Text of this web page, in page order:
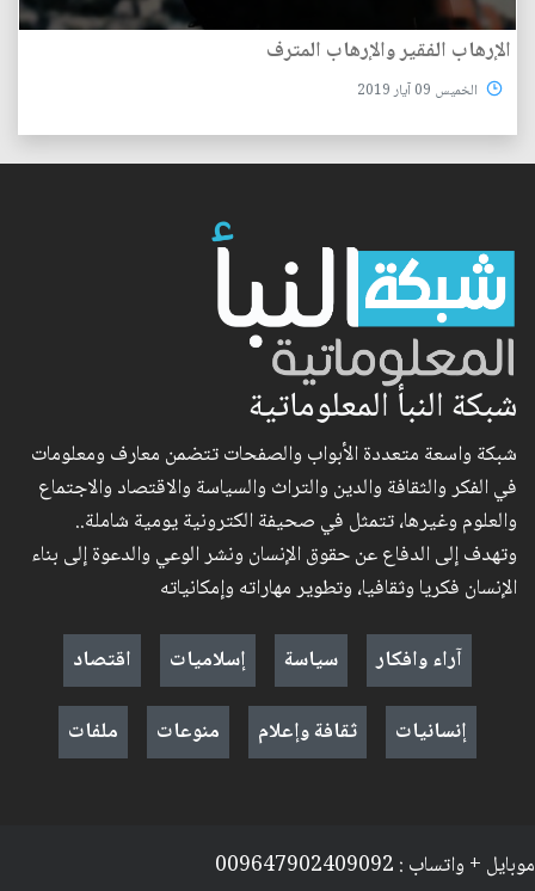
الإرهاب الفقير والإرهاب المترف
الخميس 09 آيار 2019
شبكة النبأ المعلوماتية
شبكة واسعة متعددة الأبواب والصفحات تتضمن معارف ومعلومات
في الفكر والثقافة والدين والتراث والسياسة والاقتصاد والاجتماع
والعلوم وغيرها، تتمثل في صحيفة الكترونية يومية شاملة..
وتهدف إلى الدفاع عن حقوق الإنسان ونشر الوعي والدعوة إلى بناء
الإنسان فكريا وثقافيا، وتطوير مهاراته وإمكانياته
آراء وافكار
سياسة إسلاميات
اقتصاد
إنسانيات
ثقافة وإعلام منوعات ملفات
موبايل + واتساب : 009647902409092